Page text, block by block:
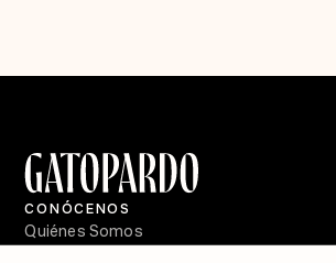
CONÓCENOS
Quiénes Somos